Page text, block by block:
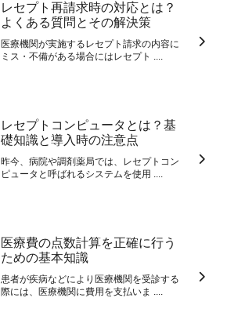
レセプト再請求時の対応とは？
よくある質問とその解決策
医療機関が実施するレセプト請求の内容に
ミス・不備がある場合にはレセプト ....
レセプトコンピュータとは？基
礎知識と導入時の注意点
昨今、病院や調剤薬局では、レセプトコン
ピュータと呼ばれるシステムを使用 ....
医療費の点数計算を正確に行う
ための基本知識
患者が疾病などにより医療機関を受診する
際には、医療機関に費用を支払いま ....